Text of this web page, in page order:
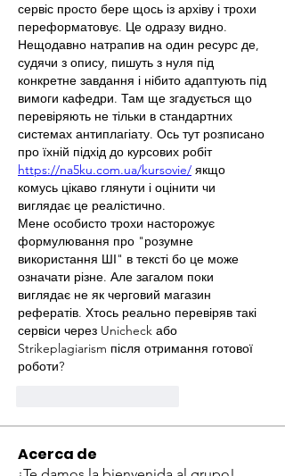
сервіс просто бере щось із архіву і трохи
переформатовує. Це одразу видно.
Нещодавно натрапив на один ресурс де,
судячи з опису, пишуть з нуля під
конкретне завдання і нібито адаптують під
вимоги кафедри. Там ще згадується що
перевіряють не тільки в стандартних
системах антиплагіату. Ось тут розписано
про їхній підхід до курсових робіт
https://na5ku.com.ua/kursovie/ якщо
комусь цікаво глянути і оцінити чи
виглядає це реалістично.
Мене особисто трохи насторожує
формулювання про "розумне
використання ШІ" в тексті бо це може
означати різне. Але загалом поки
виглядає не як черговий магазин
рефератів. Хтось реально перевіряв такі
сервіси через Unicheck або
Strikeplagiarism після отримання готової
роботи?
Acerca de